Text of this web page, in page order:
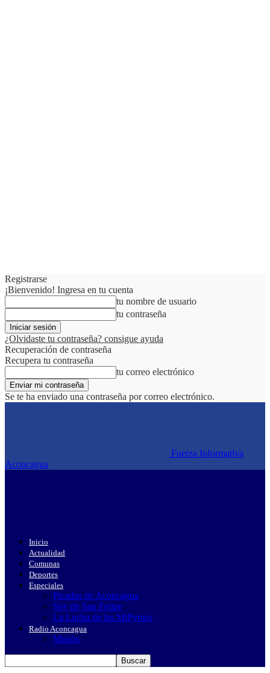
Registrarse
¡Bienvenido! Ingresa en tu cuenta
tu nombre de usuario
tu contraseña
¿Olvidaste tu contraseña? consigue ayuda
Recuperación de contraseña
Recupera tu contraseña
tu correo electrónico
Se te ha enviado una contraseña por correo electrónico.
Fuerza Informativa
Aconcagua
Inicio
Actualidad
Comunas
Deportes
Especiales
Picadas de Aconcagua
Soy de San Felipe
La Lucha de las MiPymes
Radio Aconcagua
Misión